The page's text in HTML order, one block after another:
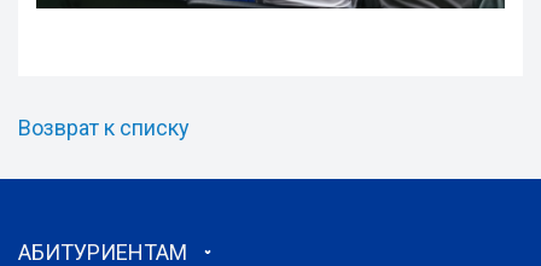
Возврат к списку
АБИТУРИЕНТАМ